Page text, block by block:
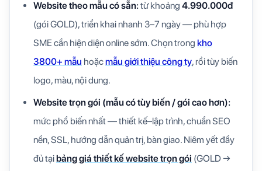
Website theo mẫu có sẵn:từ khoảng 4.990.000đ
(gói GOLD), triển khai nhanh 3–7 ngày — phù hợp
SME cần hiện diện online sớm. Chọn trong kho
3800+ mẫu hoặcmẫu giới thiệu công ty, rồi tùy biến
logo, màu, nội dung.
Website trọn gói (mẫu có tùy biến / gói cao hơn):
mức phổ biến nhất — thiết kế–lập trình, chuẩn SEO
nền, SSL, hướng dẫn quản trị, bàn giao. Niêm yết đầy
đủ tạibảng giá thiết kế website trọn gói (GOLD →